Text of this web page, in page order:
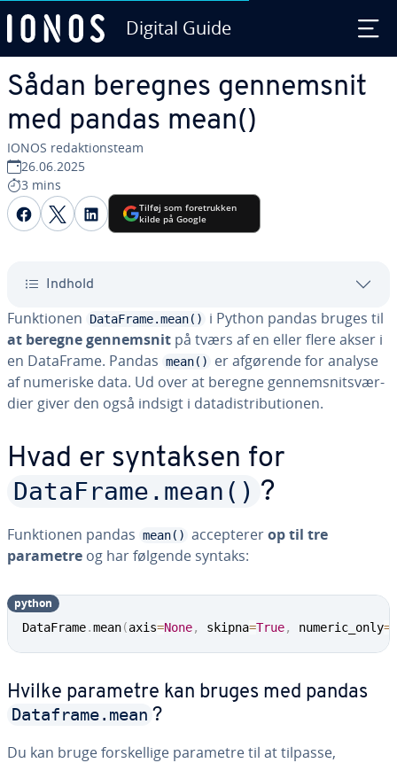
Digital Guide
Sådan beregnes gen­nem­snit
med pandas mean()
IONOS re­dak­tions­team
26.06.2025
3 mins
Del på Facebook
Del på Twitter
Del på LinkedIn
Tilføj som fo­re­truk­ken
kilde på Google
Indhold
Funk­tio­nen DataFrame.mean()
i Python pandas bruges til
at beregne gen­nem­snit på tværs af en eller flere akser i
en DataFrame. Pandas mean()
er afgørende for analyse
af numeriske data. Ud over at beregne gen­nem­snits­vær­
di­er giver den også indsigt i da­ta­di­stri­bu­tio­nen.
Hvad er syntaksen for
DataFrame.mean() ?
Funk­tio­nen pandas mean() ac­cep­te­rerop til tre
parametre og har følgende syntaks:
DataFrame.mean(axis=None, skipna=True, numeric_only=
python
Hvilke parametre kan bruges med pandas
Dataframe.mean ?
Du kan bruge for­skel­li­ge parametre til at tilpasse,